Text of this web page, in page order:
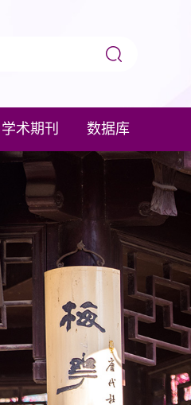
学术期刊 数据库